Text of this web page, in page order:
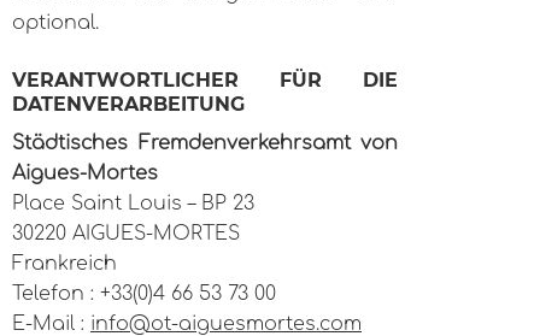
optional.
VERANTWORTLICHER FÜR DIE
DATENVERARBEITUNG
Städtisches Fremdenverkehrsamt von
Aigues-Mortes
Place Saint Louis – BP 23
30220 AIGUES-MORTES
Frankreich
Telefon : +33(0)4 66 53 73 00
E-Mail : info@ot-aiguesmortes.com